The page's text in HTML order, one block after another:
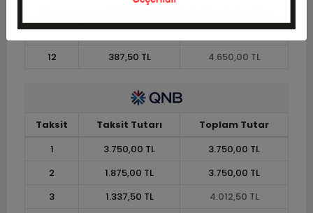
453,75 TL
11
415,91 TL
4.575,00 TL
12
387,50 TL 4.650,00 TL
Taksit Taksit Tutarı
Toplam Tutar
1
3.750,00 TL
3.750,00 TL
2
1.875,00 TL
3.750,00 TL
3
1.337,50 TL
4.012,50 TL